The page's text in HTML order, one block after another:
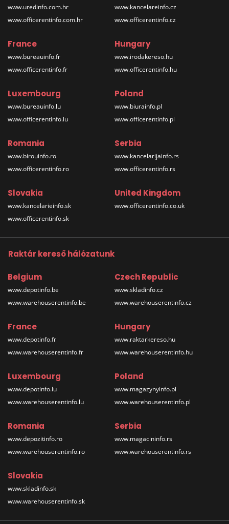
www.uredinfo.com.hr
www.officerentinfo.com.hr
www.kancelareinfo.cz
www.officerentinfo.cz
France
www.bureauinfo.fr
www.officerentinfo.fr
Hungary
www.irodakereso.hu
www.officerentinfo.hu
Luxembourg
www.bureauinfo.lu
www.officerentinfo.lu
Poland
www.biurainfo.pl
www.officerentinfo.pl
Romania
www.birouinfo.ro
www.officerentinfo.ro
Serbia
www.kancelarijainfo.rs
www.officerentinfo.rs
Slovakia
www.kancelarieinfo.sk
www.officerentinfo.sk
United Kingdom
www.officerentinfo.co.uk
Raktár kereső hálózatunk
Belgium
www.depotinfo.be
www.warehouserentinfo.be
Czech Republic
www.skladinfo.cz
www.warehouserentinfo.cz
France
www.depotinfo.fr
www.warehouserentinfo.fr
Hungary
www.raktarkereso.hu
www.warehouserentinfo.hu
Luxembourg
www.depotinfo.lu
www.warehouserentinfo.lu
Poland
www.magazynyinfo.pl
www.warehouserentinfo.pl
Romania
www.depozitinfo.ro
www.warehouserentinfo.ro
Serbia
www.magacininfo.rs
www.warehouserentinfo.rs
Slovakia
www.skladinfo.sk
www.warehouserentinfo.sk